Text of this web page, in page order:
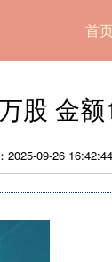
首
股 金
2025-09-26 16:42:44